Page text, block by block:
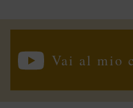
Vai al mio